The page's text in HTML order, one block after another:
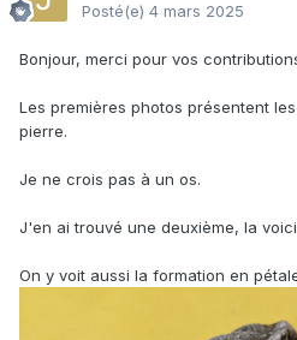
Posté(e) 4 mars 2025
Bonjour, merci pour vos
Les premières photos présentent
pierre.
Je ne crois pas à un os.
J'en ai trouvé une deuxième, la
On y voit aussi la formation en